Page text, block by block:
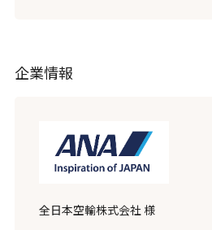
企業情報
全日本空輸株式会社 様